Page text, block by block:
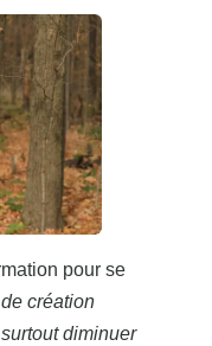
pour se
création
diminuer